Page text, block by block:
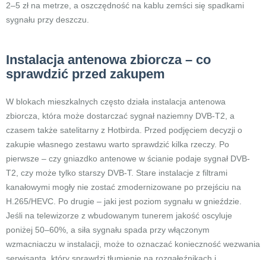
2–5 zł na metrze, a oszczędność na kablu zemści się spadkami
sygnału przy deszczu.
Instalacja antenowa zbiorcza – co
sprawdzić przed zakupem
W blokach mieszkalnych często działa instalacja antenowa
zbiorcza, która może dostarczać sygnał naziemny DVB-T2, a
czasem także satelitarny z Hotbirda. Przed podjęciem decyzji o
zakupie własnego zestawu warto sprawdzić kilka rzeczy. Po
pierwsze – czy gniazdko antenowe w ścianie podaje sygnał DVB-
T2, czy może tylko starszy DVB-T. Stare instalacje z filtrami
kanałowymi mogły nie zostać zmodernizowane po przejściu na
H.265/HEVC. Po drugie – jaki jest poziom sygnału w gnieździe.
Jeśli na telewizorze z wbudowanym tunerem jakość oscyluje
poniżej 50–60%, a siła sygnału spada przy włączonym
wzmacniaczu w instalacji, może to oznaczać konieczność wezwania